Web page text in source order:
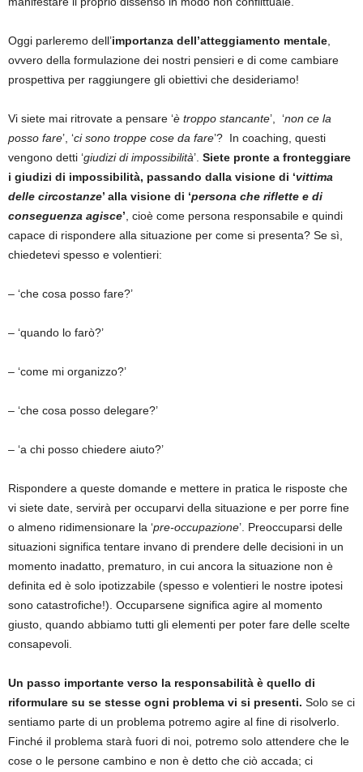
Oggi parleremo dell’importanza dell’atteggiamento mentale
ovvero della formulazione dei nostri pensieri e di come cambiare
prospettiva per raggiungere gli obiettivi che desideriamo!
Vi siete mai ritrovate a pensare ‘è troppo stancante’, ‘non ce la
posso fare’, ‘ci sono troppe cose da fare’? In coaching, questi
vengono detti ‘giudizi di impossibilità’. Siete pronte a fronteggiare
i giudizi di impossibilità, passando dalla visione di ‘vittima
delle circostanze’ alla visione di ‘persona che riflette e di
conseguenza agisce’ , cioè come persona responsabile e quindi
capace di rispondere alla situazione per come si presenta? Se sì,
chiedetevi spesso e volentieri:
– ‘che cosa posso fare?’
– ‘quando lo farò?’
– ‘come mi organizzo?’
– ‘che cosa posso delegare?’
– ‘a chi posso chiedere aiuto?’
Rispondere a queste domande e mettere in pratica le risposte che
vi siete date, servirà per occuparvi della situazione e per porre fine
o almeno ridimensionare la ‘pre-occupazione’. Preoccuparsi delle
situazioni significa tentare invano di prendere delle decisioni in un
momento inadatto, prematuro, in cui ancora la situazione non è
definita ed è solo ipotizzabile (spesso e volentieri le nostre ipotesi
sono catastrofiche!). Occuparsene significa agire al momento
giusto, quando abbiamo tutti gli elementi per poter fare delle scelte
consapevoli.
Un passo importante verso la responsabilità è quello di
riformulare su se stesse ogni problema vi si presenti. Solo se ci
sentiamo parte di un problema potremo agire al fine di risolverlo.
Finché il problema starà fuori di noi, potremo solo attendere che le
cose o le persone cambino e non è detto che ciò accada; ci